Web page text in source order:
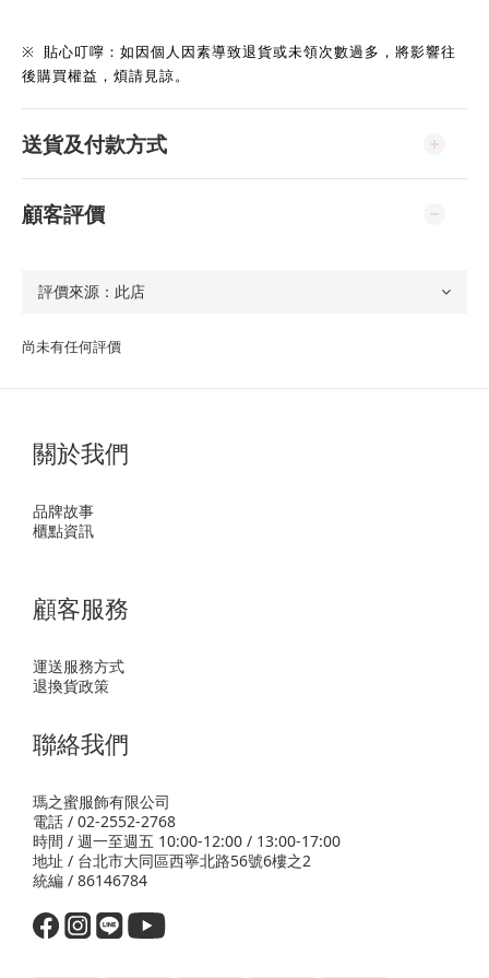
※
貼心叮嚀：如因個人因素導致退貨或未領次數過多，將影響往
後購買權益，煩請見諒。
送貨及付款方式
顧客評價
尚未有任何評價
關於我們
品牌故事
櫃點資訊
顧客服務
運送服務方式
退換貨政策
聯絡我們
瑪之蜜服飾有限公司
電話 / 02-2552-2768
時間 / 週一至週五 10:00-12:00 / 13:00-17:00
地址 / 台北市大同區西寧北路56號6樓之2
統編 / 86146784